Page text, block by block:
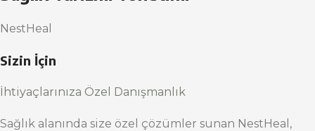
NestHeal
Sizin İçin
İhtiyaçlarınıza Özel Danışmanlık
Sağlık alanında size özel çözümler sunan NestHeal,